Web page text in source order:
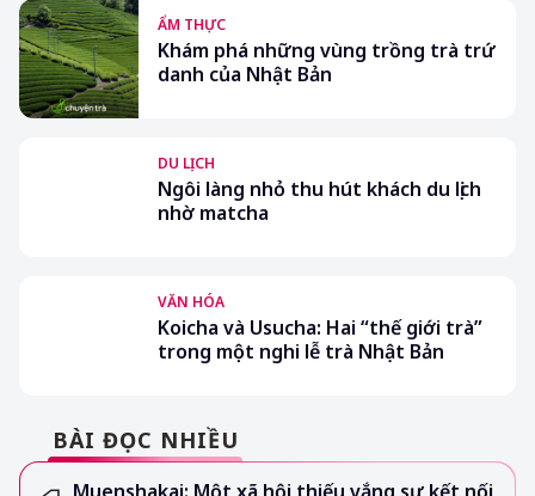
ẨM THỰC
Khám phá những vùng trồng trà trứ
danh của Nhật Bản
DU LỊCH
Ngôi làng nhỏ thu hút khách du lịch
nhờ matcha
VĂN HÓA
Koicha và Usucha: Hai “thế giới trà”
trong một nghi lễ trà Nhật Bản
BÀI ĐỌC NHIỀU